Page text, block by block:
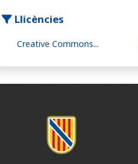
Llicències
Creative Commons...